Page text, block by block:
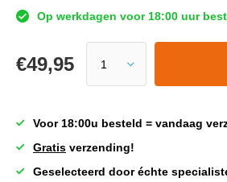
Op werkdagen voor 18:00 uur
€49,95
Voor 18:00u besteld = vandaag
Gratis verzending!
Geselecteerd door échte